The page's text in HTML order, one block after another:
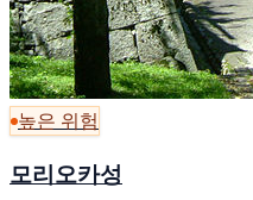
높은 위험
모리오카성